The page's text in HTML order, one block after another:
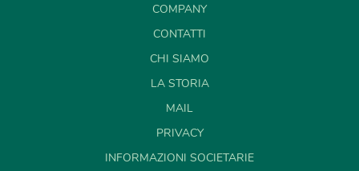
COMPANY
CONTATTI
CHI SIAMO
LA STORIA
MAIL
PRIVACY
INFORMAZIONI SOCIETARIE